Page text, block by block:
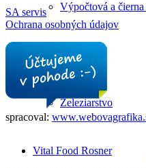
Výpočtová a čierna
Záhrada
Železiarstvo
Vital Food Rosner
SA servis
Ochrana osobných údajov
spracoval: